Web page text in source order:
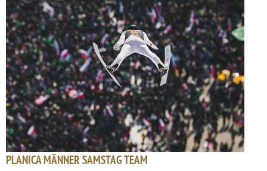
PLANICA MÄNNER SAMSTAG TEAM